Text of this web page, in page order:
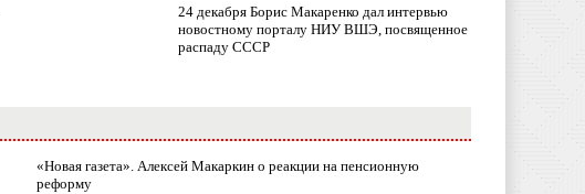
24 декабря Борис Макаренко дал интервью
новостному порталу НИУ ВШЭ, посвященное
распаду СССР
«Новая газета». Алексей Макаркин о реакции на пенсионную
реформу